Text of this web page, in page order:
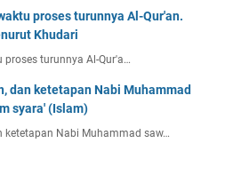
proses turunnya Al-Qur'an.
Khudari
turunnya Al-Qur'a…
dan ketetapan Nabi Muhammad
syara' (Islam)
ketetapan Nabi Muhammad saw…